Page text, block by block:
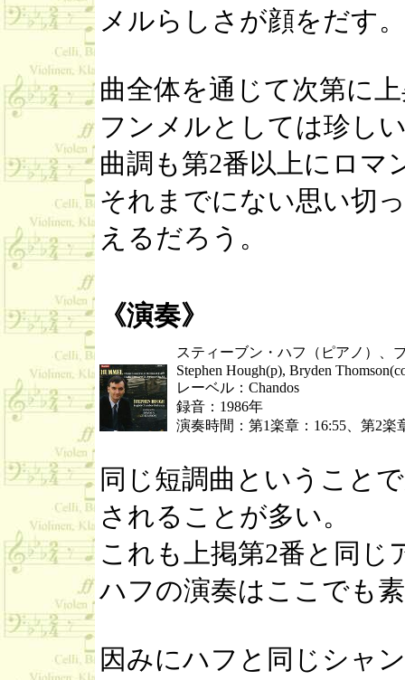
メルらしさが顔をだす。
曲全体を通じて次第に
フンメルとしては珍し
曲調も第2番以上にロマ
それまでにない思い切
えるだろう。
《演奏》
スティーブン・ハフ（ピアノ）、
Stephen Hough(p), Bryden
レーベル：Chandos
録音：1986年
演奏時間：第1楽章：16:55、第2楽
同じ短調曲ということ
されることが多い。
これも上掲第2番と同じ
ハフの演奏はここでも
因みにハフと同じシャ